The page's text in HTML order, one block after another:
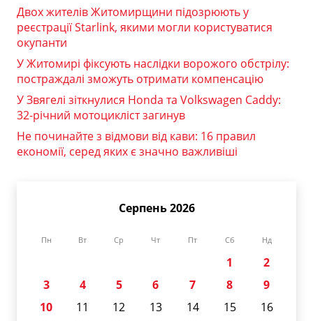
Двох жителів Житомирщини підозрюють у
реєстрації Starlink, якими могли користуватися
окупанти
У Житомирі фіксують наслідки ворожого обстрілу:
постраждалі зможуть отримати компенсацію
У Звягелі зіткнулися Honda та Volkswagen Caddy:
32-річний мотоцикліст загинув
Не починайте з відмови від кави: 16 правил
економії, серед яких є значно важливіші
Серпень 2026
Пн Вт Ср Чт Пт Сб Нд
1
2
3
4 5 6 7 8
9
10
11 12 13 14 15
16